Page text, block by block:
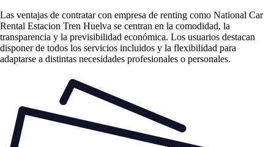
Las ventajas de contratar con empresa de renting como National Car
Rental Estacion Tren Huelva se centran en la comodidad, la
transparencia y la previsibilidad económica. Los usuarios destacan
disponer de todos los servicios incluidos y la flexibilidad para
adaptarse a distintas necesidades profesionales o personales.